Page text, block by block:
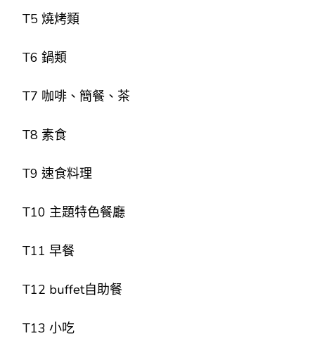
T5 燒烤類
T6 鍋類
T7 咖啡、簡餐、茶
T8 素食
T9 速食料理
T10 主題特色餐廳
T11 早餐
T12 buffet自助餐
T13 小吃